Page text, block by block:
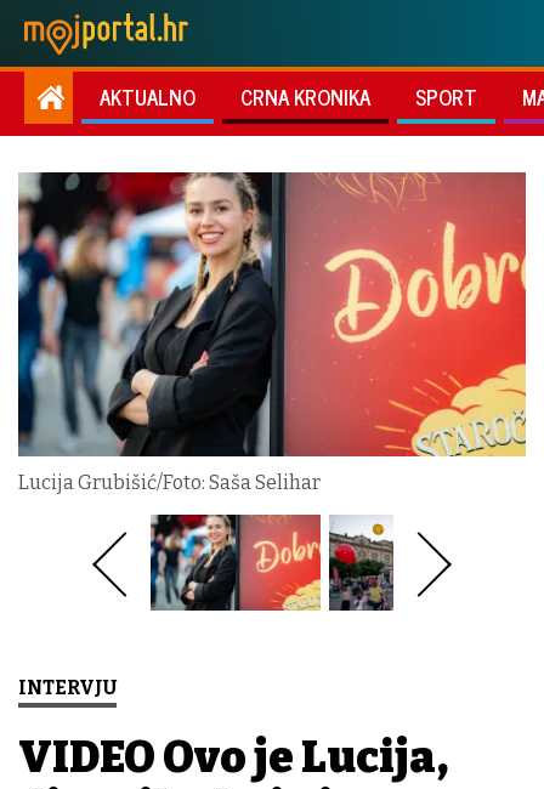
AKTUALNO CRNA KRONIKA SPORT
Lucija Grubišić/Foto: Saša Selihar
INTERVJU
VIDEO Ovo je Lucija,